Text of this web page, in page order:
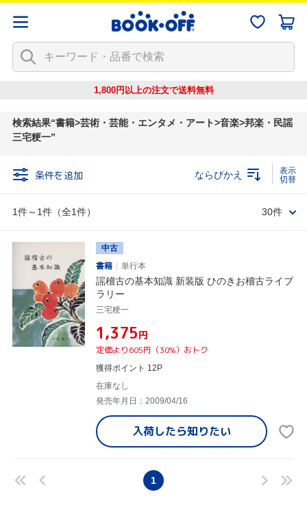
1,800円以上の注文で送料無料
検索結果 書籍>芸術・芸能・エンタメ・アート>音楽>邦楽・民謡
三宅粳一
条件を追加
1件～1件（全1件）
ならびかえ
30件
中古
書籍
単行本
謡稽古の基本知識 新装版 ひのきお稽古ライブ
ラリー
三宅粳一
¥1,375円
定価より605円（30%）おトク
獲得ポイント 12P
在庫なし
発売年月日：2009/04/16
入荷したら知りたい
1